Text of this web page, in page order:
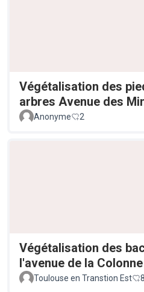
Végétalisation des
arbres Avenue des
Anonyme 2
Végétalisation des
l'avenue de la Colonne
Toulouse en Transtion Est 8